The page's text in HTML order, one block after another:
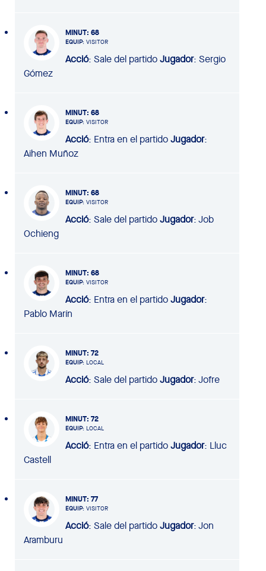
MINUT: 68
EQUIP: VISITOR
Acció: Sale del partidoJugador: Sergio
Gómez
MINUT: 68
EQUIP: VISITOR
Acció: Entra en el partidoJugador:
Aihen Muñoz
MINUT: 68
EQUIP: VISITOR
Acció: Sale del partidoJugador: Job
Ochieng
MINUT: 68
EQUIP: VISITOR
Acció: Entra en el partidoJugador:
Pablo Marín
MINUT: 72
EQUIP: LOCAL
Acció: Sale del partidoJugador: Jofre
MINUT: 72
EQUIP: LOCAL
Acció: Entra en el partidoJugador: Lluc
Castell
MINUT: 77
EQUIP: VISITOR
Acció: Sale del partidoJugador: Jon
Aramburu